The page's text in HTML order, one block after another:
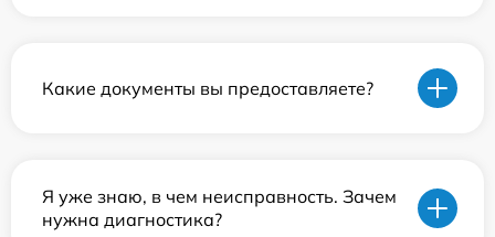
Какие документы вы предоставляете?
Я уже знаю, в чем неисправность. Зачем
нужна диагностика?